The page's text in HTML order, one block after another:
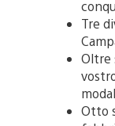
Tre
Oltre
Otto